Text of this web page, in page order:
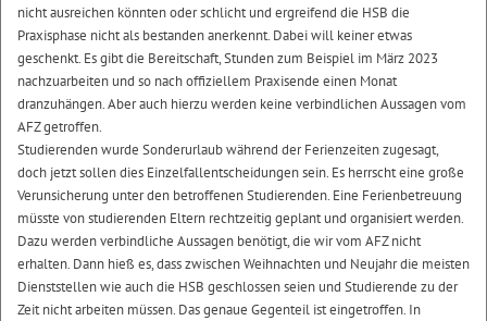
nicht ausreichen könnten oder schlicht und ergreifend die HSB die
Praxisphase nicht als bestanden anerkennt. Dabei will keiner etwas
geschenkt. Es gibt die Bereitschaft, Stunden zum Beispiel im März 2023
nachzuarbeiten und so nach offiziellem Praxisende einen Monat
dranzuhängen. Aber auch hierzu werden keine verbindlichen Aussagen vom
AFZ getroffen.
Studierenden wurde Sonderurlaub während der Ferienzeiten zugesagt,
doch jetzt sollen dies Einzelfallentscheidungen sein. Es herrscht eine große
Verunsicherung unter den betroffenen Studierenden. Eine Ferienbetreuung
müsste von studierenden Eltern rechtzeitig geplant und organisiert werden.
Dazu werden verbindliche Aussagen benötigt, die wir vom AFZ nicht
erhalten. Dann hieß es, dass zwischen Weihnachten und Neujahr die meisten
Dienststellen wie auch die HSB geschlossen seien und Studierende zu der
Zeit nicht arbeiten müssen. Das genaue Gegenteil ist eingetroffen. In